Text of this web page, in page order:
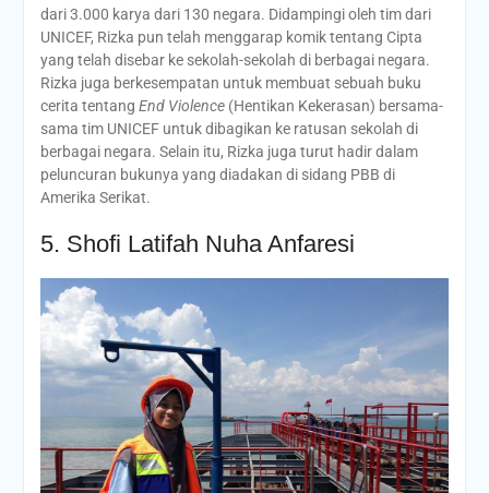
dari 3.000 karya dari 130 negara. Didampingi oleh tim dari
UNICEF, Rizka pun telah menggarap komik tentang Cipta
yang telah disebar ke sekolah-sekolah di berbagai negara.
Rizka juga berkesempatan untuk membuat sebuah buku
cerita tentang End Violence(Hentikan Kekerasan) bersama-
sama tim UNICEF untuk dibagikan ke ratusan sekolah di
berbagai negara. Selain itu, Rizka juga turut hadir dalam
peluncuran bukunya yang diadakan di sidang PBB di
Amerika Serikat.
5. Shofi Latifah Nuha Anfaresi